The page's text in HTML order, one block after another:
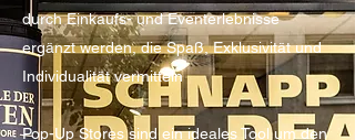
durch Einkaufs- und Eventerlebnisse
ergänzt werden, die Spaß, Exklusivität und
Individualität vermitteln
Pop-Up Stores sind ein ideales Tool um den